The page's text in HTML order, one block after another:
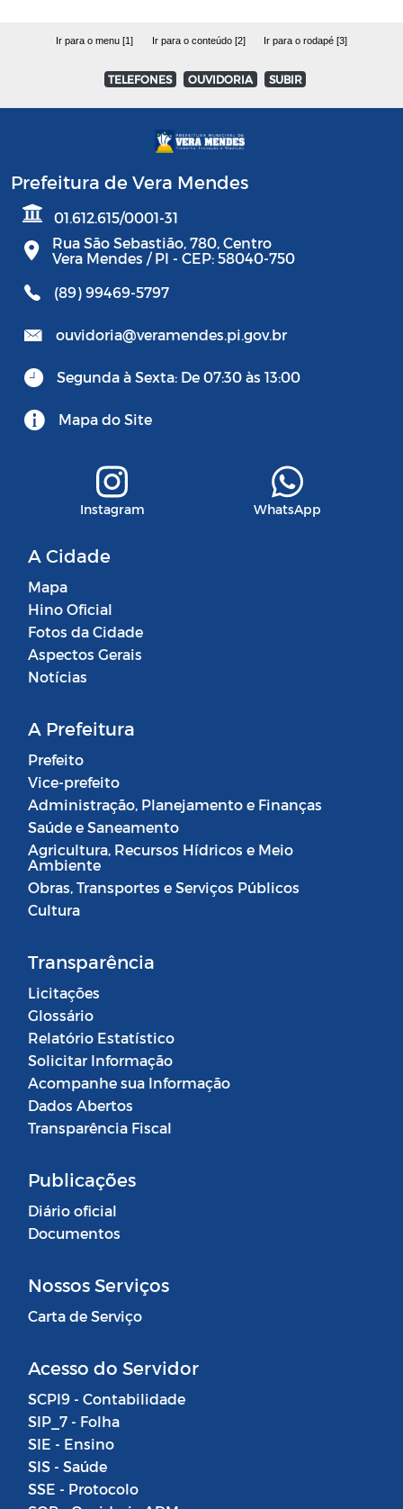
Ir para o menu [1] Ir para o conteúdo [2] Ir para o rodapé [3]
TELEFONES OUVIDORIA SUBIR
Prefeitura de Vera Mendes
01.612.615/0001-31
Rua São Sebastião, 780, Centro
Vera Mendes / PI - CEP: 58040-750
(89) 99469-5797
ouvidoria@veramendes.pi.gov.br
Segunda à Sexta: De 07:30 às 13:00
Mapa do Site
Instagram WhatsApp
A Cidade
Mapa
Hino Oficial
Fotos da Cidade
Aspectos Gerais
Notícias
A Prefeitura
Prefeito
Vice-prefeito
Administração, Planejamento e Finanças
Saúde e Saneamento
Agricultura, Recursos Hídricos e Meio
Ambiente
Obras, Transportes e Serviços Públicos
Cultura
Transparência
Licitações
Glossário
Relatório Estatístico
Solicitar Informação
Acompanhe sua Informação
Dados Abertos
Transparência Fiscal
Publicações
Diário oficial
Documentos
Nossos Serviços
Carta de Serviço
Acesso do Servidor
SCPI9 - Contabilidade
SIP_7 - Folha
SIE - Ensino
SIS - Saúde
SSE - Protocolo